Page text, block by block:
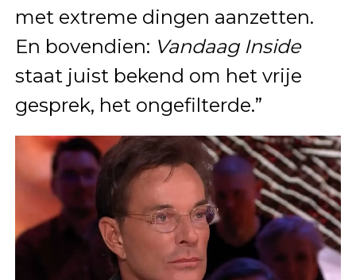
met extreme dingen aanzetten.
En bovendien: Vandaag Inside
staat juist bekend om het vrije
gesprek, het ongefilterde.”